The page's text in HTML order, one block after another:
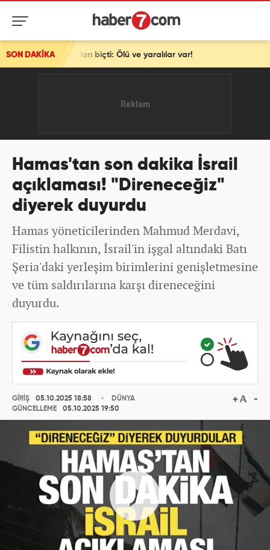
SON DAKİKA
biçti: Ölü ve yaralılar var!
Hamas'tan son dakika İsrail
açıklaması! "Direneceğiz"
diyerek duyurdu
Hamas yöneticilerinden Mahmud Merdavi,
Filistin halkının, İsrail'in işgal altındaki Batı
Şeria'daki yerleşim birimlerini genişletmesine
ve tüm saldırılarına karşı direneceğini
duyurdu.
GİRİŞ
05.10.2025 18:58
GÜNCELLEME
05.10.2025 19:50
DÜNYA